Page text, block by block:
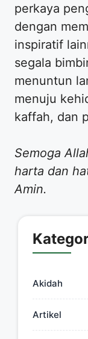
perkaya
dengan
inspiratif
segala
menuntun
menuju
kaffah, dan
Semoga
harta dan
Amin.
Akidah
Artikel